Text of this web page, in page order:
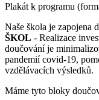
Plakát k programu
Naše škola je zapojena
ŠKOL - Realizace
doučování je
pandemií covid-19,
vzdělávacích výsledků.
Máme tyto bloky